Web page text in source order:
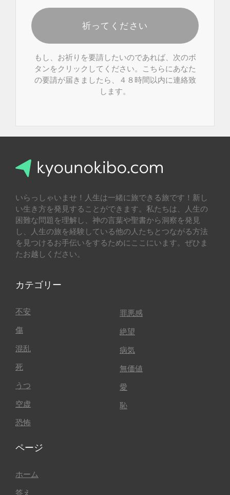
祈ってください
もし、お祈りを要請したいのであれば、次のボ
タンをクリックしてください。こちらにあなた
の要請が届きましたら、４８時間以内に連絡致
します。
いらっしゃいませ！人生は一緒に旅できる旅です！新し
い生き方を発見することができます。私たちは、人生の
困難な問題を理解し、神の言葉や聖書から洞察を発見
し、人生の旅を経験している他の人たちとつながる方法
を見つけるお手伝いをするためにここにいます。ぜひま
たお越しください。
カテゴリー
不安
傷
混乱
死
うつ
空虚
恐怖
罪悪感
絶望
病気
無価値
愛
恥
ページ
ホーム
答え